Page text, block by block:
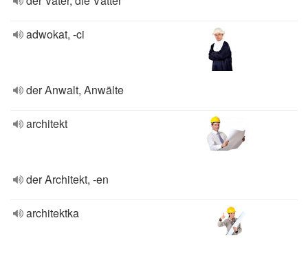
adwokat, -ci
der Anwalt, Anwälte
architekt
der Architekt, -en
architektka